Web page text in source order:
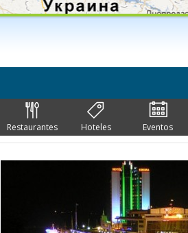
Restaurantes Hoteles Eventos